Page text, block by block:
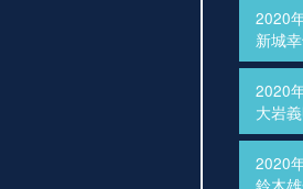
2020
新城
2020
大岩
2020
鈴木